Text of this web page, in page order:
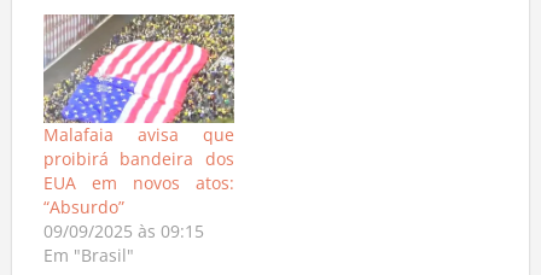
Malafaia avisa que
proibirá bandeira dos
EUA em novos atos:
“Absurdo”
09/09/2025 às 09:15
Em "Brasil"